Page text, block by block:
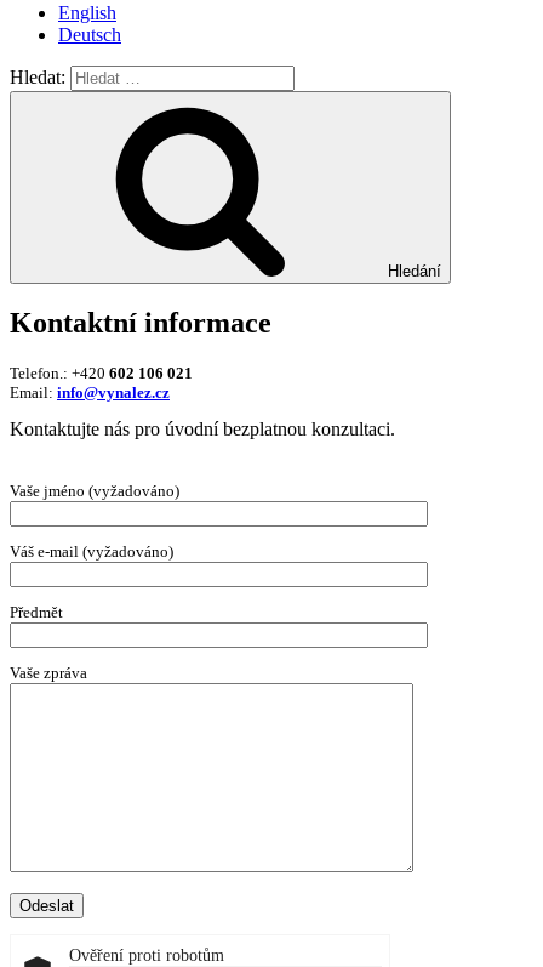
English
Deutsch
Hledat:
Hledání
Kontaktní informace
Telefon.: +420 602 106 021
Email: info@vynalez.cz
Kontaktujte nás pro úvodní bezplatnou konzultaci.
Vaše jméno (vyžadováno)
Váš e-mail (vyžadováno)
Předmět
Vaše zpráva
Ověření proti robotům